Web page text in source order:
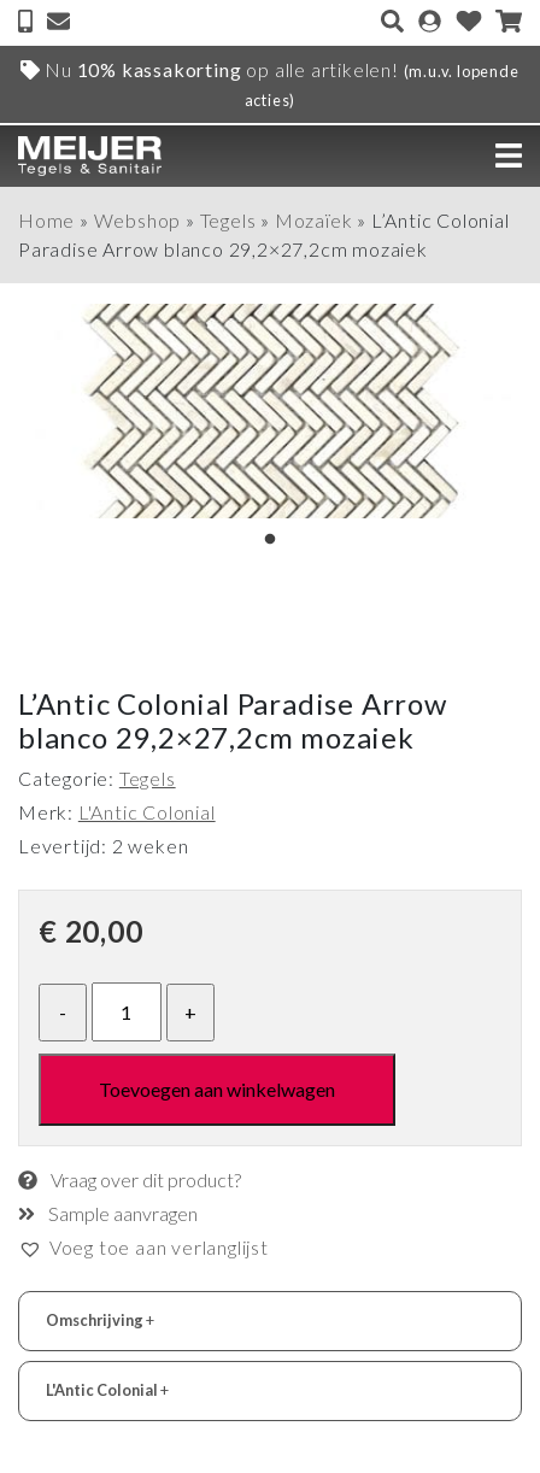
Nu 10% kassakorting op alle artikelen! (m.u.v. lopende
acties)
Home » Webshop » Tegels » Mozaïek » L’Antic Colonial
Paradise Arrow blanco 29,2×27,2cm mozaiek
L’Antic Colonial Paradise Arrow
blanco 29,2×27,2cm mozaiek
Categorie: Tegels
Merk: L'Antic Colonial
Levertijd: 2 weken
€ 20,00
Toevoegen aan winkelwagen
Vraag over dit product?
Sample aanvragen
Voeg toe aan verlanglijst
Omschrijving+
L'Antic Colonial+